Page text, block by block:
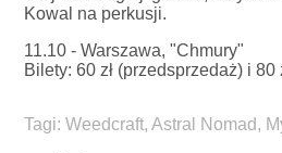
Kowal na perkusji.
11.10 - Warszawa, "Chmury"
Bilety: 60 zł (przedsprzedaż) i 80
Tagi:Weedcraft,Astral Nomad,